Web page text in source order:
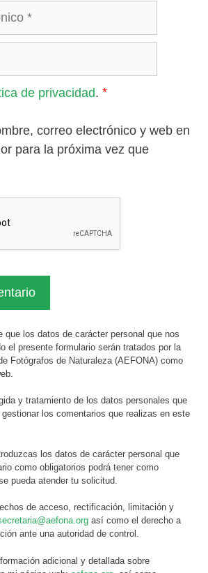
de privacidad. *
correo electrónico y web en
para la próxima vez que
que los datos de carácter personal que nos
el presente formulario serán tratados por la
Fotógrafos de Naturaleza (AEFONA) como
y tratamiento de los datos personales que
los comentarios que realizas en este
los datos de carácter personal que
como obligatorios podrá tener como
pueda atender tu solicitud.
de acceso, rectificación, limitación y
así como el derecho a
ante una autoridad de control.
adicional y detallada sobre